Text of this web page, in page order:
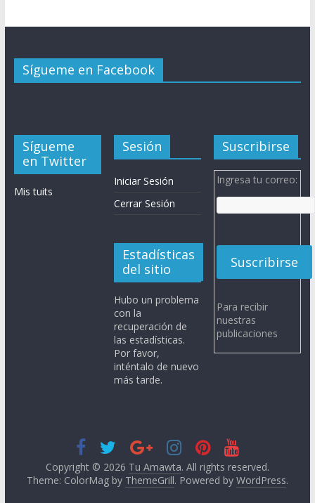
Sígueme en Facebook
Sígueme
en Twitter
Mis tuits
Sesión
Iniciar Sesión
Cerrar Sesión
Estadísticas
del sitio
Hubo un problema
con la
recuperación de
las estadísticas.
Por favor,
inténtalo de nuevo
más tarde.
Suscribirse
Ingresa tu correo:
Para recibir
nuestras
publicaciones
Copyright © 2026 Tu Amawta. All rights reserved.
Theme: ColorMag by ThemeGrill. Powered by WordPress.